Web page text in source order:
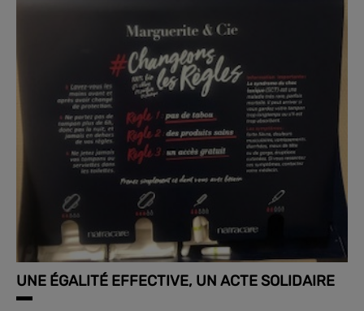
UNE ÉGALITÉ EFFECTIVE, UN ACTE SOLIDAIRE